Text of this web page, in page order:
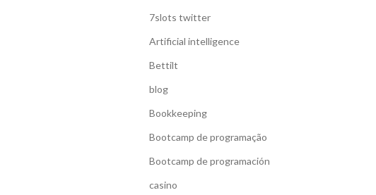
7slots twitter
Artificial intelligence
Bettilt
blog
Bookkeeping
Bootcamp de programação
Bootcamp de programación
casino